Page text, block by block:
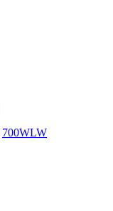
700WLW